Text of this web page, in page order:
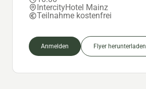
IntercityHotel Mainz
Teilnahme kostenfrei
Anmelden Flyer herunterladen